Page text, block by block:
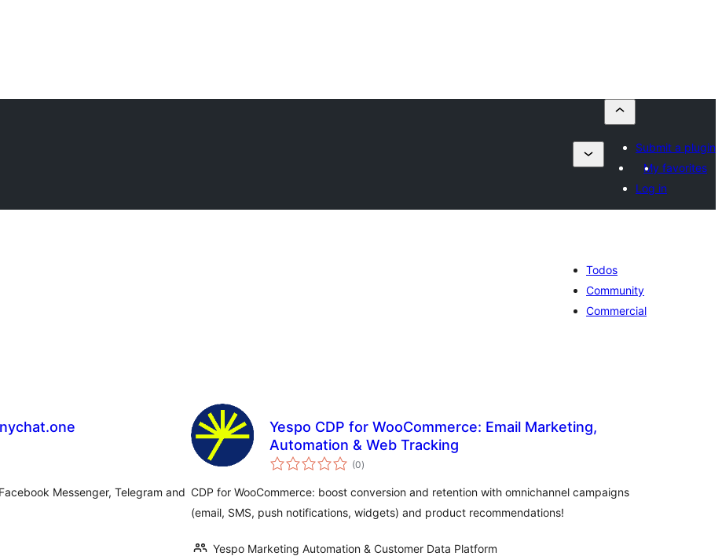
Submit a plugin
My favorites
Log in
Todos
Community
Commercial
Messenger, Telegram and
Yespo CDP for WooCommerce: Email Marketing,
Automation & Web Tracking
(0total
de
)
CDP for WooCommerce: boost conversion and retention with omnichannel campaigns
(email, SMS, push notifications, widgets) and product recommendations!
Yespo Marketing Automation & Customer Data Platform